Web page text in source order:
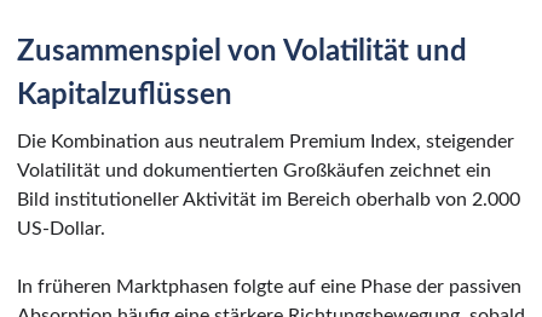
Zusammenspiel von Volatilität und
Kapitalzuflüssen
Die Kombination aus neutralem Premium Index, steigender
Volatilität und dokumentierten Großkäufen zeichnet ein
Bild institutioneller Aktivität im Bereich oberhalb von 2.000
US-Dollar.
In früheren Marktphasen folgte auf eine Phase der passiven